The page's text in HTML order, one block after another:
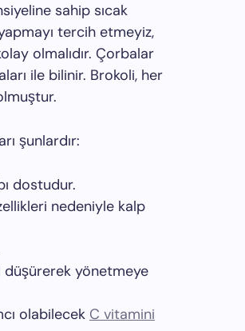
sahip sıcak
tercih etmeyiz,
olmalıdır. Çorbalar
ile bilinir. Brokoli, her
şunlardır:
dostudur.
nedeniyle kalp
düşürerek yönetmeye
olabilecek C vitamini